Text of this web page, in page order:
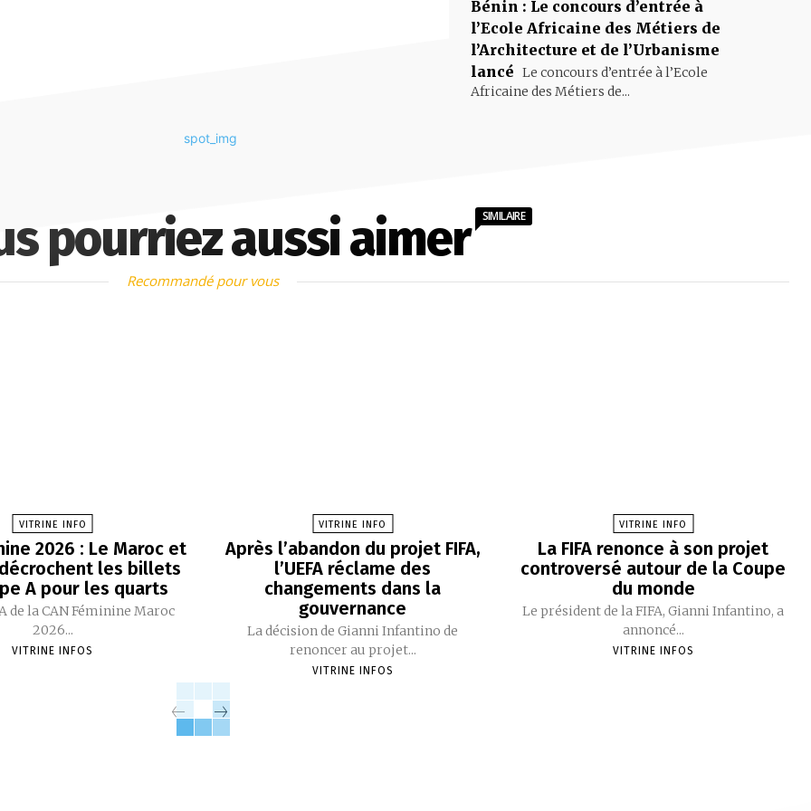
Bénin : Le concours d’entrée à
l’Ecole Africaine des Métiers de
l’Architecture et de l’Urbanisme
lancé Le concours d’entrée à l’Ecole
Africaine des Métiers de...
pourriez aussi aimer SIMILAIRE
Recommandé pour vous
VITRINE INFO
2026 : Le Maroc et
les billets
A pour les quarts
de la CAN Féminine Maroc
2026...
VITRINE INFOS
VITRINE INFO
Après l’abandon du projet FIFA,
l’UEFA réclame des
changements dans la
gouvernance
La décision de Gianni Infantino de
renoncer au projet...
VITRINE INFOS
VITRINE INFO
La FIFA renonce à son projet
controversé autour de la Coupe
du monde
Le président de la FIFA, Gianni Infantino, a
annoncé...
VITRINE INFOS